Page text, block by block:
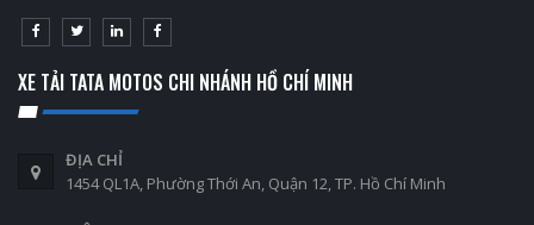
XE TẢI TATA MOTOS CHI NHÁNH HỒ CHÍ MINH
ĐỊA CHỈ
1454 QL1A, Phường Thới An, Quận 12, TP. Hồ Chí Minh